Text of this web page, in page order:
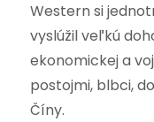
Western si
vyslúžil veľkú
ekonomickej a
postojmi, blbci,
Číny.